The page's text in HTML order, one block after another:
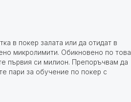
в покер залата или да отидат в
микролимити. Обикновено по това
първия си милион. Препоръчвам да
пари за обучение по покер с